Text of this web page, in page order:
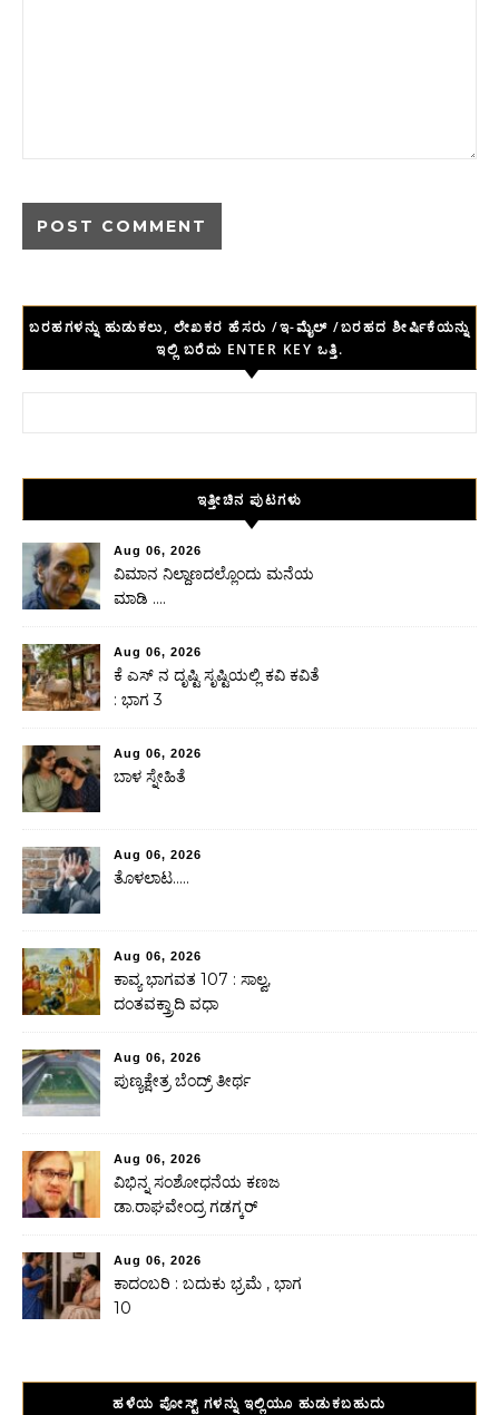
ಬರಹಗಳನ್ನು ಹುಡುಕಲು, ಲೇಖಕರ ಹೆಸರು /ಇ-ಮೈಲ್ /ಬರಹದ ಶೀರ್ಷಿಕೆಯನ್ನು
ಇಲ್ಲಿ ಬರೆದು ENTER KEY ಒತ್ತಿ.
ಇತ್ತೀಚಿನ ಪುಟಗಳು
Aug 06, 2026
ವಿಮಾನ ನಿಲ್ದಾಣದಲ್ಲೊಂದು ಮನೆಯ
ಮಾಡಿ ….
Aug 06, 2026
ಕೆ ಎಸ್ ನ ದೃಷ್ಟಿ ಸೃಷ್ಟಿಯಲ್ಲಿ ಕವಿ ಕವಿತೆ
: ಭಾಗ 3
Aug 06, 2026
ಬಾಳ ಸ್ನೇಹಿತೆ
Aug 06, 2026
ತೊಳಲಾಟ…..
Aug 06, 2026
ಕಾವ್ಯ ಭಾಗವತ 107 : ಸಾಲ್ವ,
ದಂತವಕ್ತ್ರಾದಿ ವಧಾ
Aug 06, 2026
ಪುಣ್ಯಕ್ಷೇತ್ರ ಬೆಂದ್ರ್ ತೀರ್ಥ
Aug 06, 2026
ವಿಭಿನ್ನ ಸಂಶೋಧನೆಯ ಕಣಜ
ಡಾ.ರಾಘವೇಂದ್ರ ಗಡಗ್ಕರ್
Aug 06, 2026
ಕಾದಂಬರಿ : ಬದುಕು ಭ್ರಮೆ , ಭಾಗ
10
ಹಳೆಯ ಪೋಸ್ಟ್ ಗಳನ್ನು ಇಲ್ಲಿಯೂ ಹುಡುಕಬಹುದು